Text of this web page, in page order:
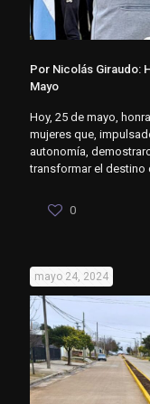
Por Nicolás Giraudo:
Mayo
Hoy, 25 de mayo,
mujeres que,
autonomía,
transformar el destino
0
mayo 24, 2024